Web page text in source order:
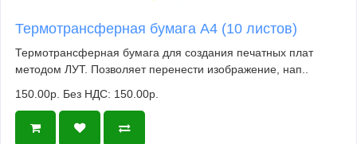
Термотрансферная бумага А4 (10 листов)
Термотрансферная бумага для создания печатных плат
методом ЛУТ. Позволяет перенести изображение, нап..
150.00р. Без НДС: 150.00р.